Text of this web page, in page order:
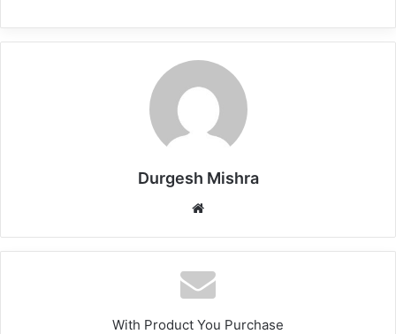
Durgesh Mishra
Website
With Product You Purchase